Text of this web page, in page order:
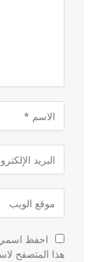
احفظ
هذا المتصفح